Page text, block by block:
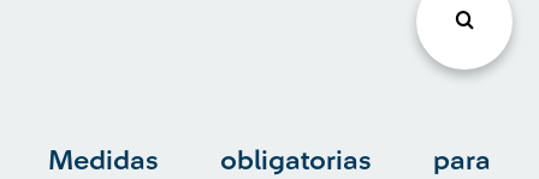
Medidas obligatorias para